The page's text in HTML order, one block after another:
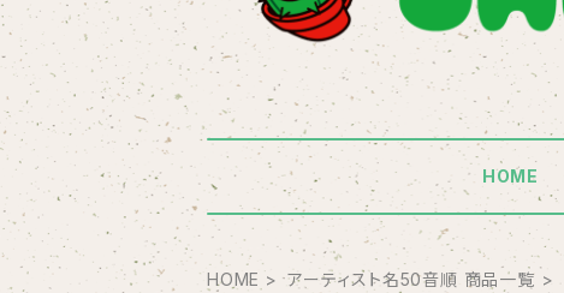
HOME
HOME アーティスト名50音順 商品一覧